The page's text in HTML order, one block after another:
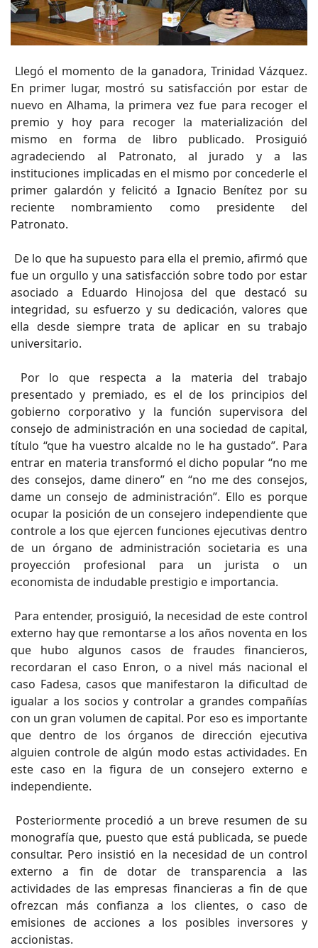
Llegó el momento de la ganadora, Trinidad Vázquez.
En primer lugar, mostró su satisfacción por estar de
nuevo en Alhama, la primera vez fue para recoger el
premio y hoy para recoger la materialización del
mismo en forma de libro publicado. Prosiguió
agradeciendo al Patronato, al jurado y a las
instituciones implicadas en el mismo por concederle el
primer galardón y felicitó a Ignacio Benítez por su
reciente nombramiento como presidente del
Patronato.
De lo que ha supuesto para ella el premio, afirmó que
fue un orgullo y una satisfacción sobre todo por estar
asociado a Eduardo Hinojosa del que destacó su
integridad, su esfuerzo y su dedicación, valores que
ella desde siempre trata de aplicar en su trabajo
universitario.
Por lo que respecta a la materia del trabajo
presentado y premiado, es el de los principios del
gobierno corporativo y la función supervisora del
consejo de administración en una sociedad de capital,
título “que ha vuestro alcalde no le ha gustado”. Para
entrar en materia transformó el dicho popular “no me
des consejos, dame dinero” en “no me des consejos,
dame un consejo de administración”. Ello es porque
ocupar la posición de un consejero independiente que
controle a los que ejercen funciones ejecutivas dentro
de un órgano de administración societaria es una
proyección profesional para un jurista o un
economista de indudable prestigio e importancia.
Para entender, prosiguió, la necesidad de este control
externo hay que remontarse a los años noventa en los
que hubo algunos casos de fraudes financieros,
recordaran el caso Enron, o a nivel más nacional el
caso Fadesa, casos que manifestaron la dificultad de
igualar a los socios y controlar a grandes compañías
con un gran volumen de capital. Por eso es importante
que dentro de los órganos de dirección ejecutiva
alguien controle de algún modo estas actividades. En
este caso en la figura de un consejero externo e
independiente.
Posteriormente procedió a un breve resumen de su
monografía que, puesto que está publicada, se puede
consultar. Pero insistió en la necesidad de un control
externo a fin de dotar de transparencia a las
actividades de las empresas financieras a fin de que
ofrezcan más confianza a los clientes, o caso de
emisiones de acciones a los posibles inversores y
accionistas.